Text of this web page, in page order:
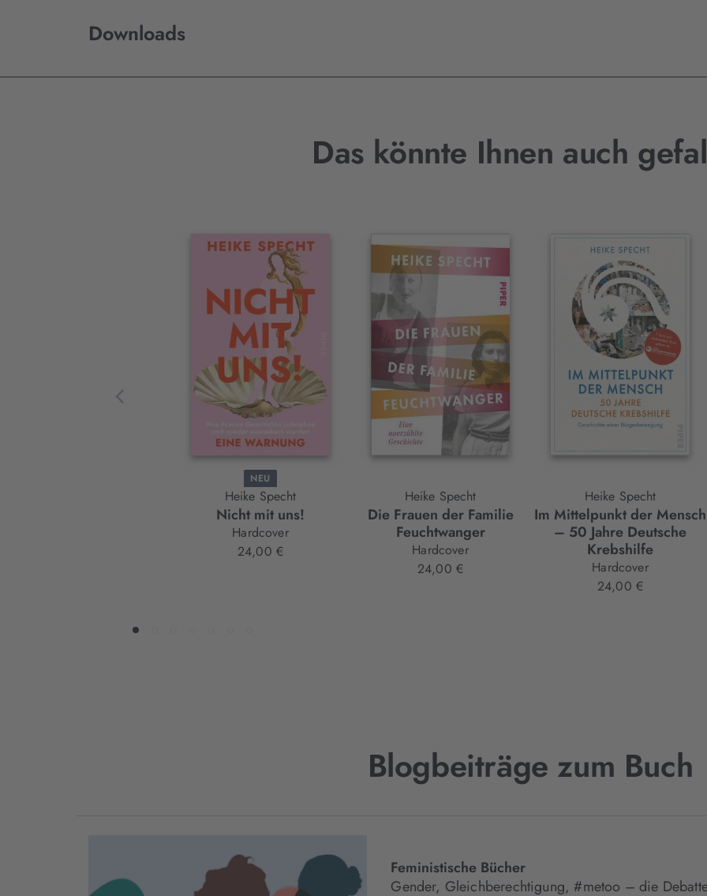
Downloads
Das könnte Ihnen auch
Interaktives
NEU
Heike Specht
Nicht mit uns!
Hardcover
24,00 €
Heike Specht
Die Frauen der Familie
Feuchtwanger
Hardcover
24,00 €
Heike Specht
Im Mittelpunkt der Mensch
– 50 Jahre Deutsche
Krebshilfe
Hardcover
24,00 €
Blogbeiträge zum Buch
Feministische Bücher
Gender, Gleichberechtigung, #metoo – die